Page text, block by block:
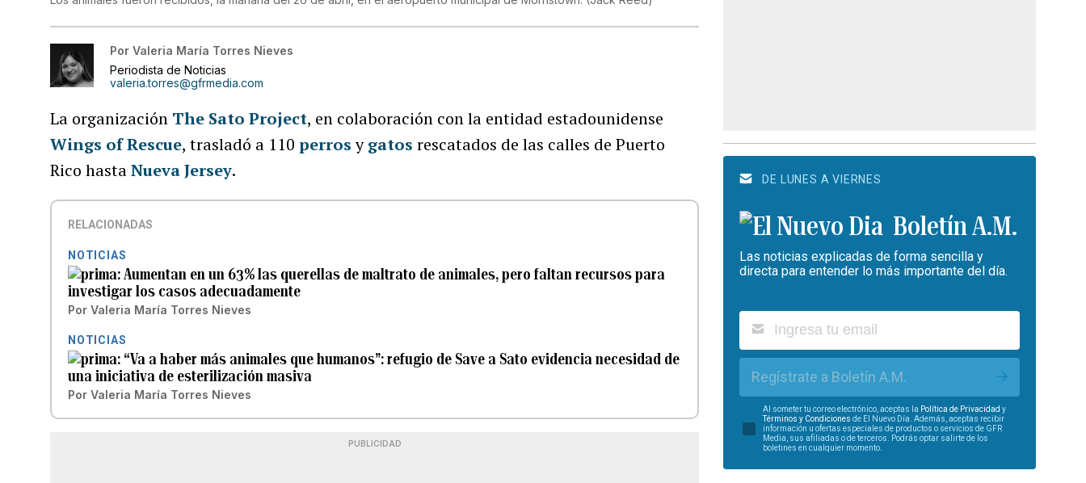
Por Valeria María Torres Nieves
Periodista de Noticias
valeria.torres@gfrmedia.com
La organización The Sato Project, en colaboración con la entidad estadounidense
Wings of Rescue, trasladó a 110perrosygatos rescatados de las calles de Puerto
Rico hastaNueva Jersey.
RELACIONADAS
NOTICIAS
Aumentan en un 63% las querellas de maltrato de animales, pero faltan recursos para
investigar los casos adecuadamente
Por Valeria María Torres Nieves
NOTICIAS
“Va a haber más animales que humanos”: refugio de Save a Sato evidencia necesidad de
una iniciativa de esterilización masiva
Por Valeria María Torres Nieves
PUBLICIDAD
DE LUNES A VIERNES
Boletín A.M.
Las noticias explicadas de forma sencilla y
directa para entender lo más importante del día.
Regístrate a Boletín A.M.
Al someter tu correo electrónico, aceptas la Política de Privacidad y
Términos y Condiciones de El Nuevo Día. Además, aceptas recibir
información u ofertas especiales de productos o servicios de GFR
Media, sus afiliadas o de terceros. Podrás optar salirte de los
boletines en cualquier momento.